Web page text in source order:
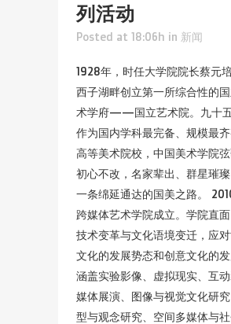
列活动
Posted at 18:06h in 新闻
1928年，时任大学院院长蔡元
西子湖畔创立第一所综合性的
术学府——国立艺术院。九十五
作为国内学科最完备、规模最
高等美术院校，中国美术学院弦
初心不改，名家辈出、群星璀
一条绵延通达的国美之路。
跨媒体艺术学院成立。学院直
技术变革与文化语境变迁，应
文化的发展势态和创意文化的发
涵盖实验影像、虚拟现实、互
媒体展演、图像与视觉文化研
型与观念研究、空间多媒体与